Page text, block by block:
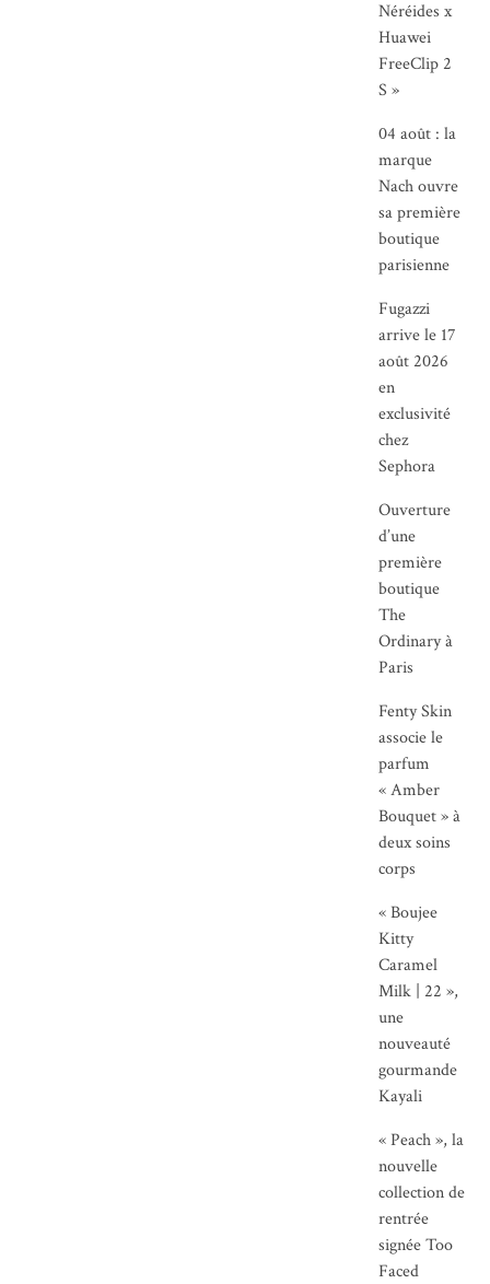
Néréides x
Huawei
FreeClip 2
S »
04 août : la
marque
Nach ouvre
sa première
boutique
parisienne
Fugazzi
arrive le 17
août 2026
en
exclusivité
chez
Sephora
Ouverture
d’une
première
boutique
The
Ordinary à
Paris
Fenty Skin
associe le
parfum
« Amber
Bouquet » à
deux soins
corps
« Boujee
Kitty
Caramel
Milk | 22 »,
une
nouveauté
gourmande
Kayali
« Peach », la
nouvelle
collection de
rentrée
signée Too
Faced